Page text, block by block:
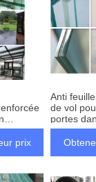
prix
Anti
de vol
portes